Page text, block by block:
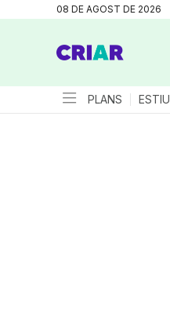
08 DE AGOST DE 2026
PLANS ESTIU